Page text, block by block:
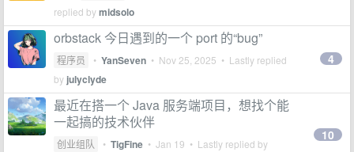
replied bymidsolo
orbstack 今日遇到的一个 port 的“bug”
程序员 • YanSeven • Nov 25, 2025 • Lastly replied
by julyclyde
4
最近在搭一个 Java 服务端项目，想找个能
一起搞的技术伙伴
创业组队 • TigFine • Jan 19 • Lastly replied by
10